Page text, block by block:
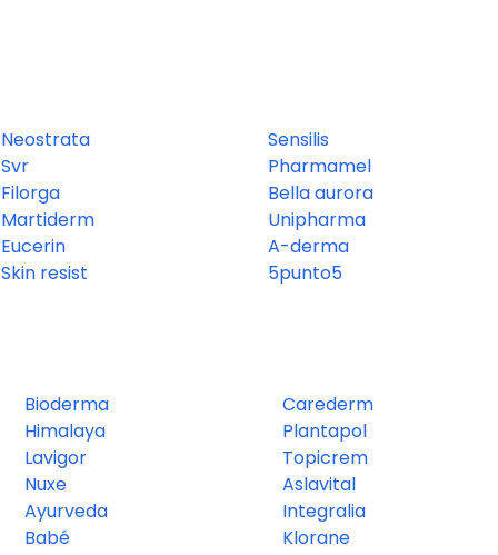
Neostrata
Svr
Filorga
Martiderm
Eucerin
Skin resist
Sensilis
Pharmamel
Bella aurora
Unipharma
A-derma
5punto5
Bioderma
Himalaya
Lavigor
Nuxe
Ayurveda
Babé
Carederm
Plantapol
Topicrem
Aslavital
Integralia
Klorane